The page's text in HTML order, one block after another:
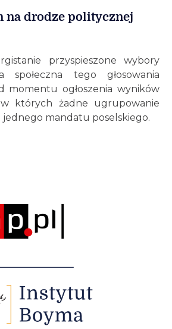
na drodze politycznej
przyspieszone wybory
społeczna tego głosowania
momentu ogłoszenia wyników
których żadne ugrupowanie
mandatu poselskiego.